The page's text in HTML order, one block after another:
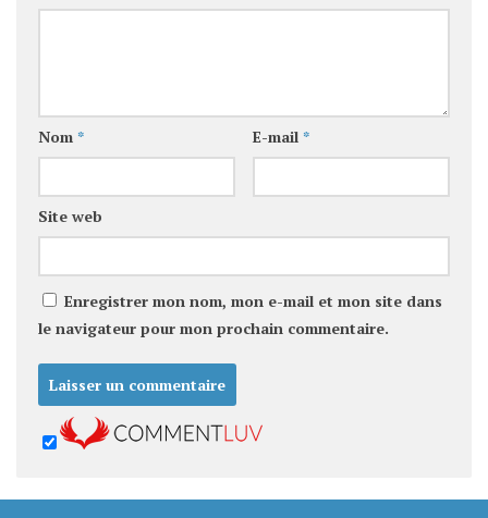
Nom * E-mail *
Site web
Enregistrer mon nom, mon e-mail et mon site dans
le navigateur pour mon prochain commentaire.